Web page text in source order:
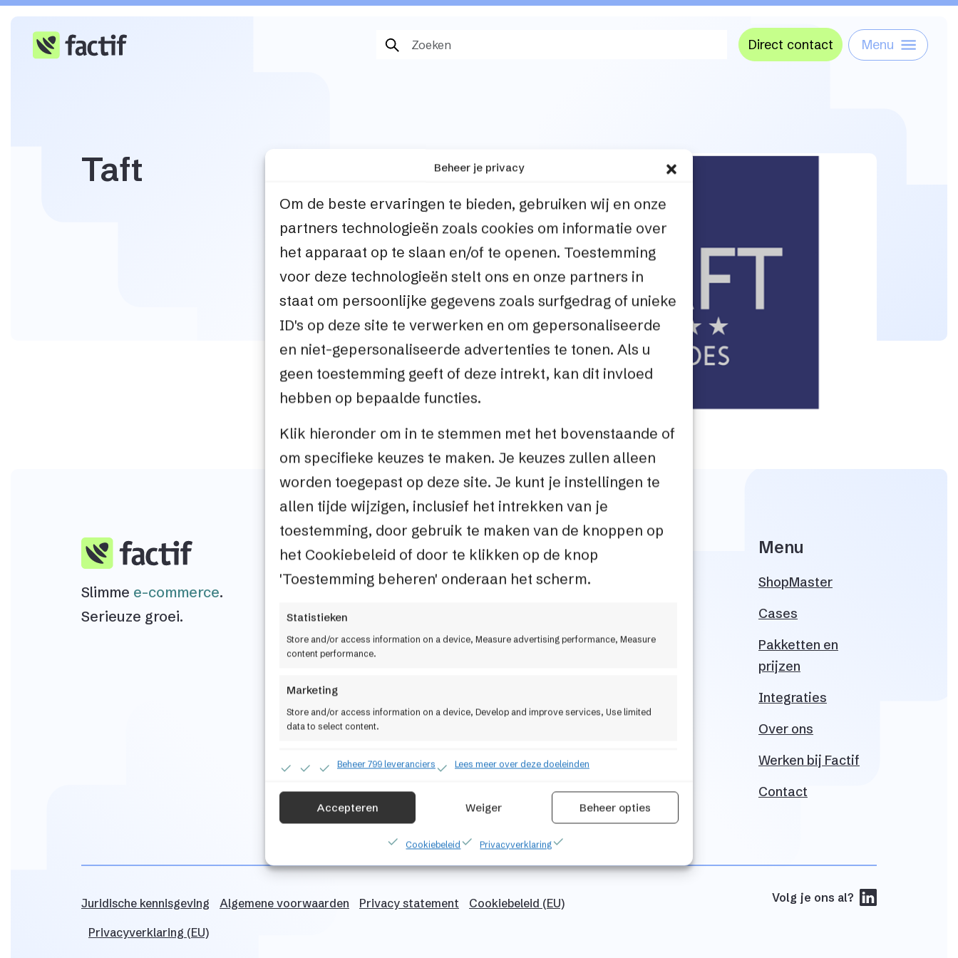
Beheer je privacy
Om de beste ervaringen te bieden, gebruiken wij en onze
partners technologieën zoals cookies om informatie over
het apparaat op te slaan en/of te openen. Toestemming
voor deze technologieën stelt ons en onze partners in
staat om persoonlijke gegevens zoals surfgedrag of unieke
ID's op deze site te verwerken en om gepersonaliseerde
en niet-gepersonaliseerde advertenties te tonen. Als u
geen toestemming geeft of deze intrekt, kan dit invloed
hebben op bepaalde functies.
Klik hieronder om in te stemmen met het bovenstaande of
om specifieke keuzes te maken. Je keuzes zullen alleen
worden toegepast op deze site. Je kunt je instellingen te
allen tijde wijzigen, inclusief het intrekken van je
toestemming, door gebruik te maken van de knoppen op
het Cookiebeleid of door te klikken op de knop
'Toestemming beheren' onderaan het scherm.
Statistieken
Store and/or access information on a device, Measure advertising performance, Measure
content performance.
Marketing
Store and/or access information on a device, Develop and improve services, Use limited
data to select content.
Ensure security, prevent and detect fraud, and fix errors,
communicate privacy choices.
Beheer 799 leveranciers Lees meer over deze doeleinden
Accepteren Weiger Beheer opties
Cookiebeleid Privacyverklaring
Direct contact Menu
Taft
Slimme e-commerce.
Serieuze groei.
Factif BV
Keulenstraat 12
0570 609941
Menu
ShopMaster
Cases
Pakketten en
prijzen
Integraties
Over ons
Werken bij Factif
Contact
Juridische kennisgeving Algemene voorwaarden Privacy statement Cookiebeleid (EU)
Privacyverklaring (EU)
Volg je ons al?